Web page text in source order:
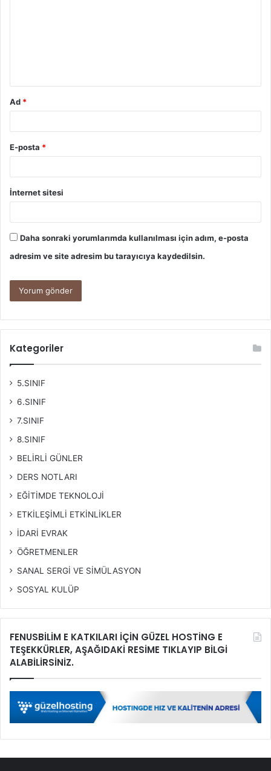
Ad *
E-posta *
İnternet sitesi
Daha sonraki yorumlarımda kullanılması için adım, e-posta
adresim ve site adresim bu tarayıcıya kaydedilsin.
Kategoriler
5.SINIF
6.SINIF
7.SINIF
8.SINIF
BELİRLİ GÜNLER
DERS NOTLARI
EĞİTİMDE TEKNOLOJİ
ETKİLEŞİMLİ ETKİNLİKLER
İDARİ EVRAK
ÖĞRETMENLER
SANAL SERGİ VE SİMÜLASYON
SOSYAL KULÜP
FENUSBİLİM E KATKILARI İÇİN GÜZEL HOSTİNG E
TEŞEKKÜRLER, AŞAĞIDAKİ RESİME TIKLAYIP BİLGİ
ALABİLİRSİNİZ.